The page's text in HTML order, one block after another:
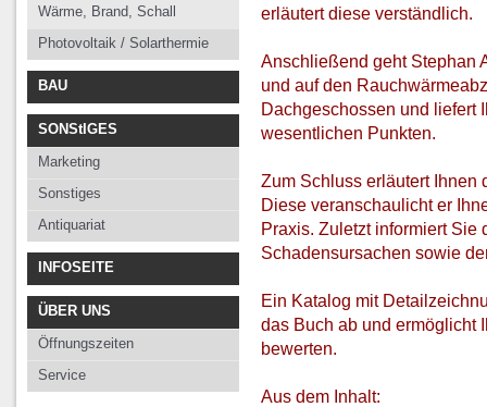
Wärme, Brand, Schall
Photovoltaik / Solarthermie
BAU
SONStIGES
Marketing
Sonstiges
Antiquariat
INFOSEITE
ÜBER UNS
Öffnungszeiten
Service
erläutert diese verständlich.
Anschließend geht Stephan
und auf den
Dachgeschossen und liefert
wesentlichen Punkten.
Zum Schluss erläutert Ihnen
Diese veranschaulicht er
Praxis. Zuletzt informiert Sie
Schadensursachen sowie
Ein Katalog mit
das Buch ab und ermöglicht
bewerten.
Aus dem Inhalt: